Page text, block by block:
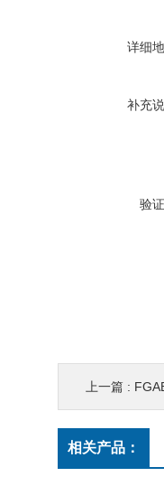
详细
补充
验
上一篇 :
相关产品：